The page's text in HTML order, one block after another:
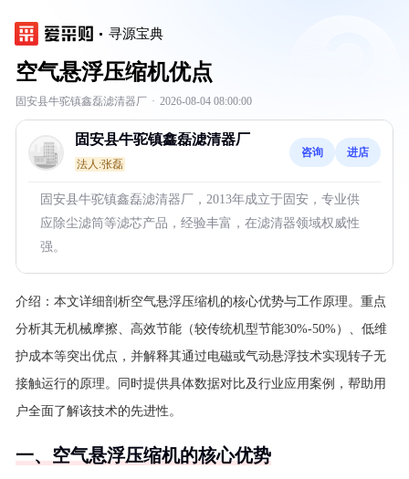
寻源宝典
空气悬浮压缩机优点
固安县牛驼镇鑫磊滤清器厂 · 2026-08-04 08:00:00
固安县牛驼镇鑫磊滤清器厂
法人:张磊
咨询 进店
固安县牛驼镇鑫磊滤清器厂，2013年成立于固安，专业供
应除尘滤筒等滤芯产品，经验丰富，在滤清器领域权威性
强。
介绍： 本文详细剖析空气悬浮压缩机的核心优势与工作原理。重点
分析其无机械摩擦、高效节能（较传统机型节能30%-50%）、低维
护成本等突出优点，并解释其通过电磁或气动悬浮技术实现转子无
接触运行的原理。同时提供具体数据对比及行业应用案例，帮助用
户全面了解该技术的先进性。
一、空气悬浮压缩机的核心优势